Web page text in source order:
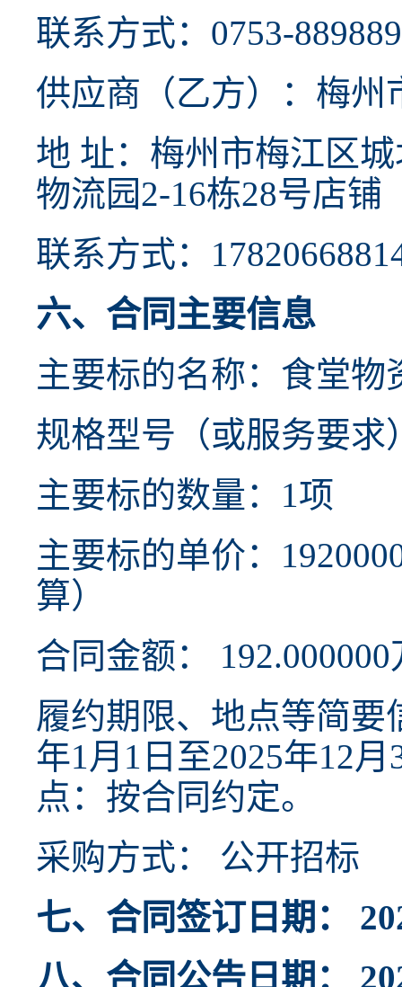
联系方式：0753-
供应商（乙方）：梅州
地 址：梅州市梅江区
物流园2-16栋28号店铺
联系方式：
六、合同主要信息
主要标的名称：食堂物
规格型号（或服务要求
主要标的数量：1项
主要标的单价：
算）
合同金额： 192.000000
履约期限、地点等简要
年1月1日至2025年12
点：按合同约定。
采购方式： 公开招标
七、合同签订日期：
八、合同公告日期：